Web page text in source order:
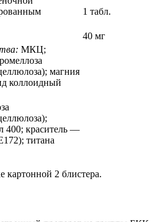
1 табл.
40 мг
МКЦ;
магния
коллоидный
400; краситель —
титана
картонной 2 блистера.